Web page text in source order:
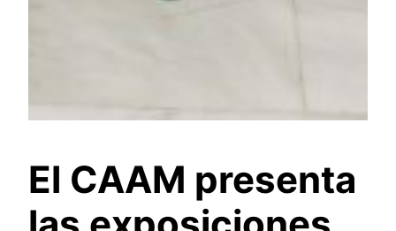
El CAAM presenta